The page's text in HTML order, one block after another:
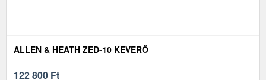
ALLEN & HEATH ZED-10 KEVERŐ
122 800 Ft